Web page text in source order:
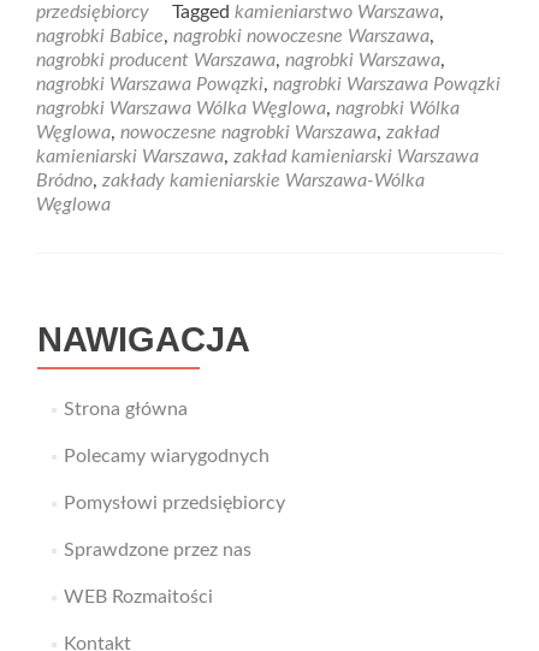
Zakład
Kamieniarki
Grobex
przedsiębiorcy
Tagged kamieniarstwo Warszawa,
nagrobki Babice, nagrobki nowoczesne Warszawa,
nagrobki producent Warszawa, nagrobki Warszawa,
nagrobki Warszawa Powązki, nagrobki Warszawa Powązki
nagrobki Warszawa Wólka Węglowa, nagrobki Wólka
Węglowa, nowoczesne nagrobki Warszawa, zakład
kamieniarski Warszawa, zakład kamieniarski Warszawa
Bródno, zakłady kamieniarskie Warszawa-Wólka
Węglowa
NAWIGACJA
Strona główna
Polecamy wiarygodnych
Pomysłowi przedsiębiorcy
Sprawdzone przez nas
WEB Rozmaitości
Kontakt